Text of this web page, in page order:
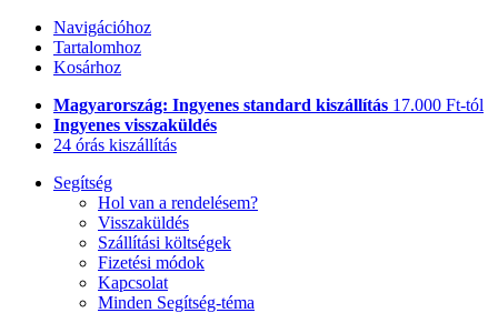
Navigációhoz
Tartalomhoz
Kosárhoz
Magyarország: Ingyenes standard kiszállítás 17.000 Ft-tól
Ingyenes visszaküldés
24 órás kiszállítás
Segítség
Hol van a rendelésem?
Visszaküldés
Szállítási költségek
Fizetési módok
Kapcsolat
Minden Segítség-téma